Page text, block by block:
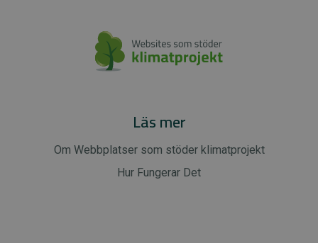
Läs mer
Om Webbplatser som stöder klimatprojekt
Hur Fungerar Det